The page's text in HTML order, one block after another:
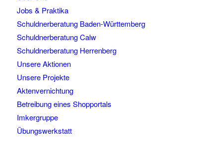
Jobs & Praktika
Schuldnerberatung Baden-Württemberg
Schuldnerberatung Calw
Schuldnerberatung Herrenberg
Unsere Aktionen
Unsere Projekte
Aktenvernichtung
Betreibung eines Shopportals
Imkergruppe
Übungswerkstatt